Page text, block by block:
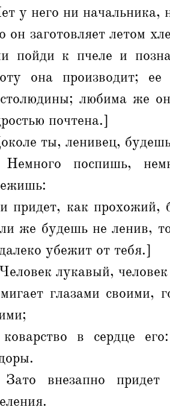
у него ни начальника,
он заготовляет летом
пойди к пчеле и
она производит;
любима же
почтена.]
ты, ленивец,
поспишь,
придет, как прохожий,
же будешь не ленив,
убежит от тебя.]
лукавый,
глазами своими,
в сердце
внезапно